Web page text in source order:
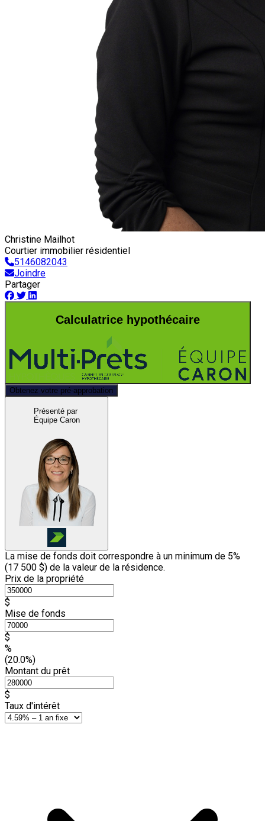
Christine Mailhot
Courtier immobilier résidentiel
5146082043
Joindre
Partager
Calculatrice hypothécaire
Obtenez votre pré-approbation
Présenté par
Équipe Caron
La mise de fonds doit correspondre à un minimum de 5%
(17 500 $) de la valeur de la résidence.
Prix de la propriété
$
Mise de fonds
$
%
(20.0%)
Montant du prêt
$
Taux d'intérêt